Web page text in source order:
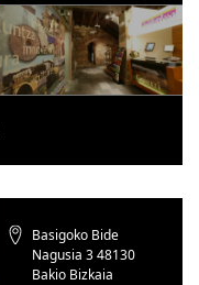
Basigoko Bide
Nagusia 3 48130
Bakio Bizkaia